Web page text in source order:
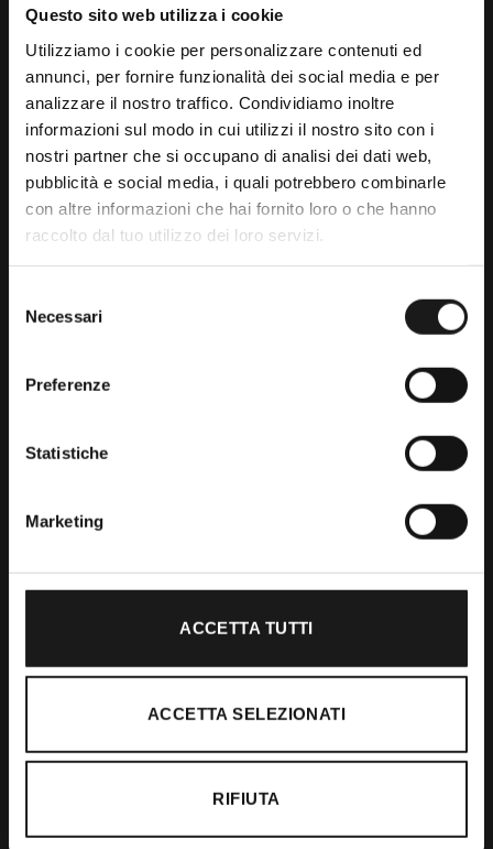
Questo sito web utilizza i cookie
Utilizziamo i cookie per personalizzare contenuti ed
annunci, per fornire funzionalità dei social media e per
analizzare il nostro traffico. Condividiamo inoltre
informazioni sul modo in cui utilizzi il nostro sito con i
nostri partner che si occupano di analisi dei dati web,
pubblicità e social media, i quali potrebbero combinarle
con altre informazioni che hai fornito loro o che hanno
raccolto dal tuo utilizzo dei loro servizi.
delNecessari
Preferenze
Statistiche
Marketing
ACCETTA TUTTI
ACCETTA SELEZIONATI
RIFIUTA
Da trenta anni il punto di riferimento
per gli amanti dell’outdoor.
RRTrek
4.6
Basato su 476 recensioni
powered byGoogle
lascia una recensione su
Abbigliamento
Accessori
Spedizioni